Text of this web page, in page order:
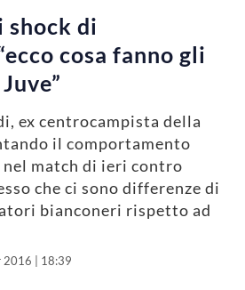
shock di
cosa fanno gli
ex centrocampista della
il comportamento
match di ieri contro
che ci sono differenze di
bianconeri rispetto ad
2016 | 18:39